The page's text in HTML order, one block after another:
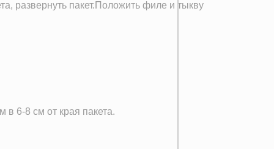
развернуть пакет.Положить филе и тыкву
в 6-8 см от края пакета.